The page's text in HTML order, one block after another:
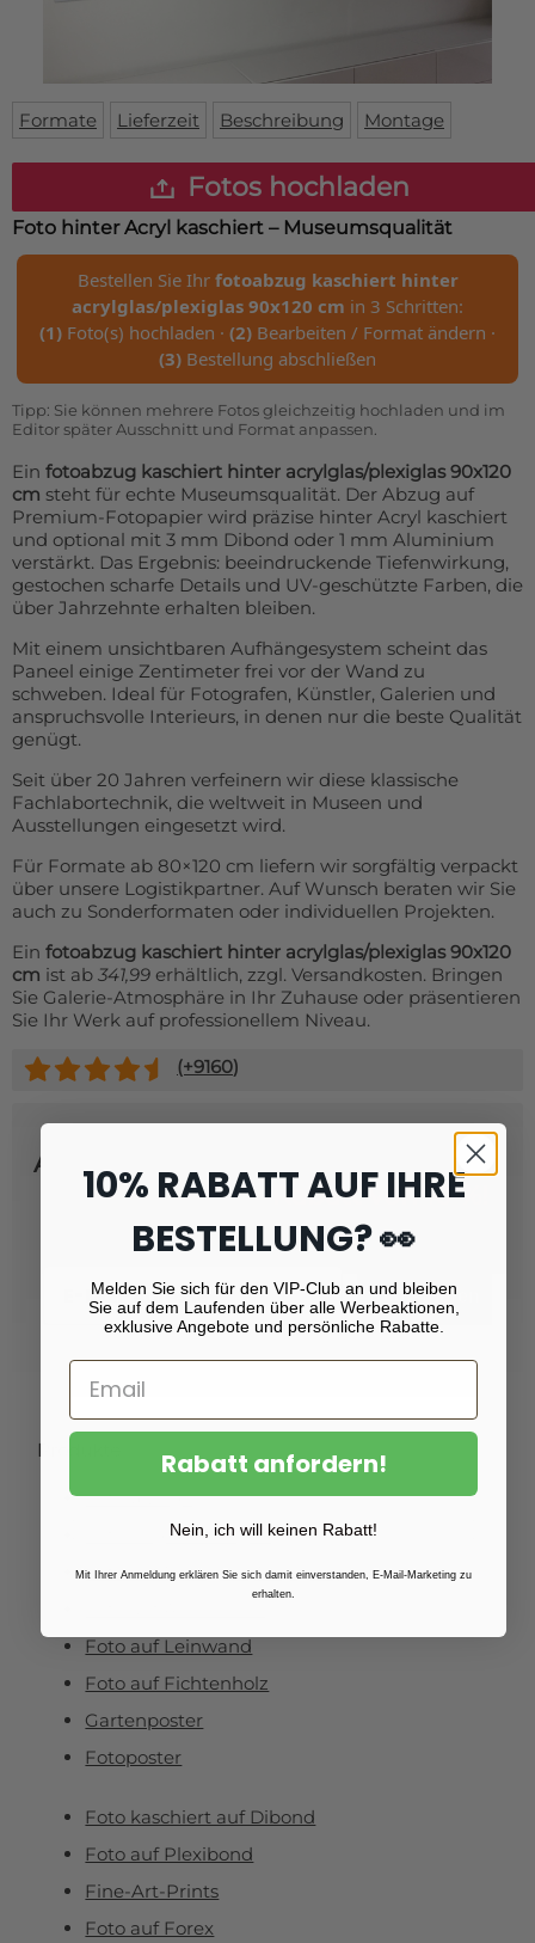
WhatsApp
Formate Lieferzeit Beschreibung Montage
Fotos hochladen
Foto hinter Acryl kaschiert – Museumsqualität
Bestellen Sie Ihr fotoabzug kaschiert hinter
acrylglas/plexiglas 90x120 cm in 3 Schritten:
(1) Foto(s) hochladen · (2) Bearbeiten / Format ändern ·
(3) Bestellung abschließen
Tipp: Sie können mehrere Fotos gleichzeitig hochladen und im
Editor später Ausschnitt und Format anpassen.
Ein fotoabzug kaschiert hinter acrylglas/plexiglas 90x120
cm steht für echte Museumsqualität. Der Abzug auf
Premium-Fotopapier wird präzise hinter Acryl kaschiert
und optional mit 3 mm Dibond oder 1 mm Aluminium
verstärkt. Das Ergebnis: beeindruckende Tiefenwirkung,
gestochen scharfe Details und UV-geschützte Farben, die
über Jahrzehnte erhalten bleiben.
Mit einem unsichtbaren Aufhängesystem scheint das
Paneel einige Zentimeter frei vor der Wand zu
schweben. Ideal für Fotografen, Künstler, Galerien und
anspruchsvolle Interieurs, in denen nur die beste Qualität
genügt.
Seit über 20 Jahren verfeinern wir diese klassische
Fachlabortechnik, die weltweit in Museen und
Ausstellungen eingesetzt wird.
Für Formate ab 80×120 cm liefern wir sorgfältig verpackt
über unsere Logistikpartner. Auf Wunsch beraten wir Sie
auch zu Sonderformaten oder individuellen Projekten.
Ein fotoabzug kaschiert hinter acrylglas/plexiglas 90x120
cm ist ab 341,99 erhältlich, zzgl. Versandkosten. Bringen
Sie Galerie-Atmosphäre in Ihr Zuhause oder präsentieren
Sie Ihr Werk auf professionellem Niveau.
(+9160)
Abonnieren Sie unseren Newsletter
und erhalten Sie Rabatt von 10 %!
Email
Registrieren
Produkte
Fotoabzüge
Fotovergrößerungen
Foto auf Plexiglas (Acrylglas)
Foto auf Leinwand
Foto auf Fichtenholz
Gartenposter
Fotoposter
Foto kaschiert auf Dibond
Foto auf Plexibond
Fine-Art-Prints
Foto auf Forex
10% RABATT AUF IHRE
BESTELLUNG? 👀
Melden Sie sich für den VIP-Club an und bleiben
Sie auf dem Laufenden über alle Werbeaktionen,
exklusive Angebote und persönliche Rabatte.
Rabatt anfordern!
Nein, ich will keinen Rabatt!
Mit Ihrer Anmeldung erklären Sie sich damit einverstanden, E-Mail-Marketing zu
erhalten.